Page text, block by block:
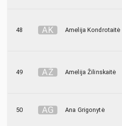
48 AK Amelija Kondrotaitė
49 AŽ Amelija Žilinskaitė
50 AG Ana Grigonytė